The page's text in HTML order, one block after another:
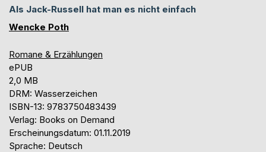
Als Jack-Russell hat man es nicht einfach
Wencke Poth
Romane & Erzählungen
ePUB
2,0 MB
DRM: Wasserzeichen
ISBN-13: 9783750483439
Verlag: Books on Demand
Erscheinungsdatum: 01.11.2019
Sprache: Deutsch